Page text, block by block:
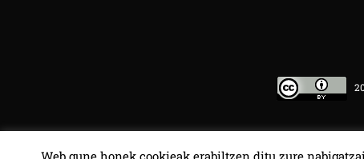
Web gune honek cookieak erabiltzen ditu zure